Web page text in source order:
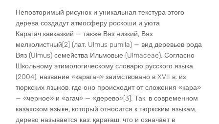
Неповторимый рисунок и уникальная текстура этого
дерева создадут атмосферу роскоши и уюта
Карагач кавказкий — также Вяз низкий, Вяз
мелколистный[2] (лат. Ulmus pumila) — вид деревьев рода
Вяз (Ulmus) семейства Ильмовые (Ulmaceae). Согласно
Школьному этимологическому словарю русского языка
(2004), название «карагач» заимствовано в XVII в. из
тюркских языков, где оно происходит от сложения «кара»
— «черное» и «агач» — «дерево»[3]. Так, в современном
казахском языке, который относится к тюркским языкам,
дерево называется каз. қарағаш, что и означает в